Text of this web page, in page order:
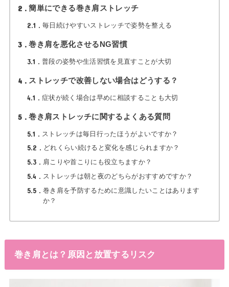
2 簡単にできる巻き肩ストレッチ
2.1 毎日続けやすいストレッチで姿勢を整える
3 巻き肩を悪化させるNG習慣
3.1 普段の姿勢や生活習慣を見直すことが大切
4 ストレッチで改善しない場合はどうする？
4.1 症状が続く場合は早めに相談することも大切
5 巻き肩ストレッチに関するよくある質問
5.1 ストレッチは毎日行ったほうがよいですか？
5.2 どれくらい続けると変化を感じられますか？
5.3 肩こりや首こりにも役立ちますか？
5.4 ストレッチは朝と夜のどちらがおすすめですか？
5.5
巻き肩を予防するために意識したいことはあります
か？
巻き肩とは？原因と放置するリスク